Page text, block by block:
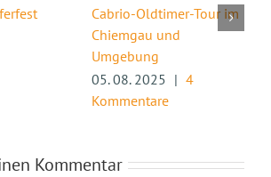
Cabrio-Oldtimer-Tour im
Chiemgau und
Umgebung
05. 08. 2025 | 4
Kommentare
Kommentar